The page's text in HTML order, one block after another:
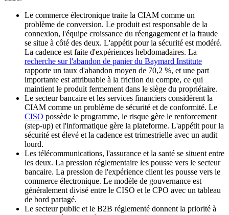
Le commerce électronique traite la CIAM comme un
problème de conversion. Le produit est responsable de la
connexion, l'équipe croissance du réengagement et la fraude
se situe à côté des deux. L'appétit pour la sécurité est modéré.
La cadence est faite d'expériences hebdomadaires. La
recherche sur l'abandon de panier du Baymard Institute
rapporte un taux d'abandon moyen de 70,2 %, et une part
importante est attribuable à la friction du compte, ce qui
maintient le produit fermement dans le siège du propriétaire.
Le secteur bancaire et les services financiers considèrent la
CIAM comme un problème de sécurité et de conformité. Le
CISO possède le programme, le risque gère le renforcement
(step-up) et l'informatique gère la plateforme. L'appétit pour la
sécurité est élevé et la cadence est trimestrielle avec un audit
lourd.
Les télécommunications, l'assurance et la santé se situent entre
les deux. La pression réglementaire les pousse vers le secteur
bancaire. La pression de l'expérience client les pousse vers le
commerce électronique. Le modèle de gouvernance est
généralement divisé entre le CISO et le CPO avec un tableau
de bord partagé.
Le secteur public et le B2B réglementé donnent la priorité à